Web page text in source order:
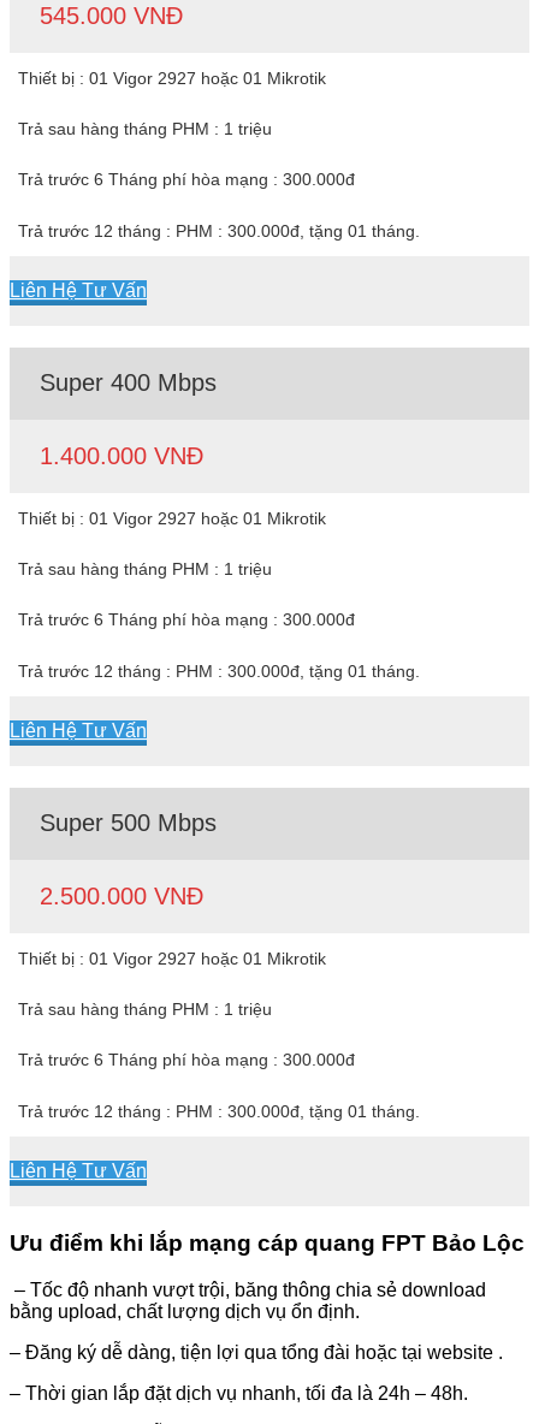
545.000 VNĐ
Thiết bị : 01 Vigor 2927 hoặc 01 Mikrotik
Trả sau hàng tháng PHM : 1 triệu
Trả trước 6 Tháng phí hòa mạng : 300.000đ
Trả trước 12 tháng : PHM : 300.000đ, tặng 01 tháng.
Liên Hệ Tư Vấn
Super 400 Mbps
1.400.000 VNĐ
Thiết bị : 01 Vigor 2927 hoặc 01 Mikrotik
Trả sau hàng tháng PHM : 1 triệu
Trả trước 6 Tháng phí hòa mạng : 300.000đ
Trả trước 12 tháng : PHM : 300.000đ, tặng 01 tháng.
Liên Hệ Tư Vấn
Super 500 Mbps
2.500.000 VNĐ
Thiết bị : 01 Vigor 2927 hoặc 01 Mikrotik
Trả sau hàng tháng PHM : 1 triệu
Trả trước 6 Tháng phí hòa mạng : 300.000đ
Trả trước 12 tháng : PHM : 300.000đ, tặng 01 tháng.
Liên Hệ Tư Vấn
Ưu điểm khi lắp mạng cáp quang FPT Bảo Lộc
– Tốc độ nhanh vượt trội, băng thông chia sẻ download
bằng upload, chất lượng dịch vụ ổn định.
– Đăng ký dễ dàng, tiện lợi qua tổng đài hoặc tại website .
– Thời gian lắp đặt dịch vụ nhanh, tối đa là 24h – 48h.